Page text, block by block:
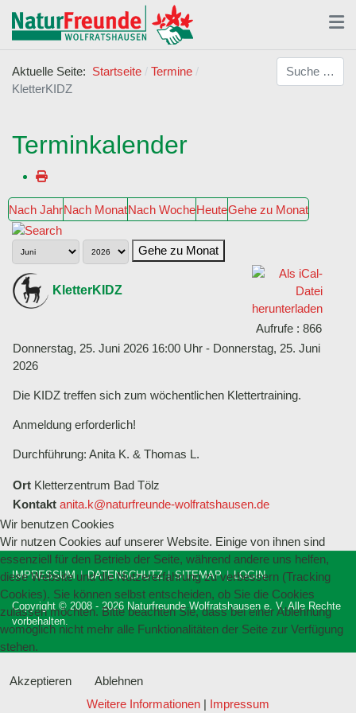
Aktuelle Seite: Startseite
Termine
KletterKIDZ
Suchen
Terminkalender
Nach JahrNach MonatNach WocheHeuteGehe zu Monat
Gehe zu Monat
KletterKIDZ
Aufrufe : 866
Donnerstag, 25. Juni 2026 16:00 Uhr - Donnerstag, 25. Juni
2026
Die KIDZ treffen sich zum wöchentlichen Klettertraining.
Anmeldung erforderlich!
Durchführung: Anita K. & Thomas L.
Ort Kletterzentrum Bad Tölz
Kontakt anita.k@naturfreunde-wolfratshausen.de
IMPRESSUM DATENSCHUTZ SITEMAP LOGIN
Copyright © 2008 - 2026 Naturfreunde Wolfratshausen e. V. Alle Rechte
vorbehalten.
Wir benutzen Cookies
Wir nutzen Cookies auf unserer Website. Einige von ihnen sind
essenziell für den Betrieb der Seite, während andere uns helfen,
diese Website und die Nutzererfahrung zu verbessern (Tracking
Cookies). Sie können selbst entscheiden, ob Sie die Cookies
zulassen möchten. Bitte beachten Sie, dass bei einer Ablehnung
womöglich nicht mehr alle Funktionalitäten der Seite zur Verfügung
stehen.
Akzeptieren
Ablehnen
Weitere Informationen | Impressum